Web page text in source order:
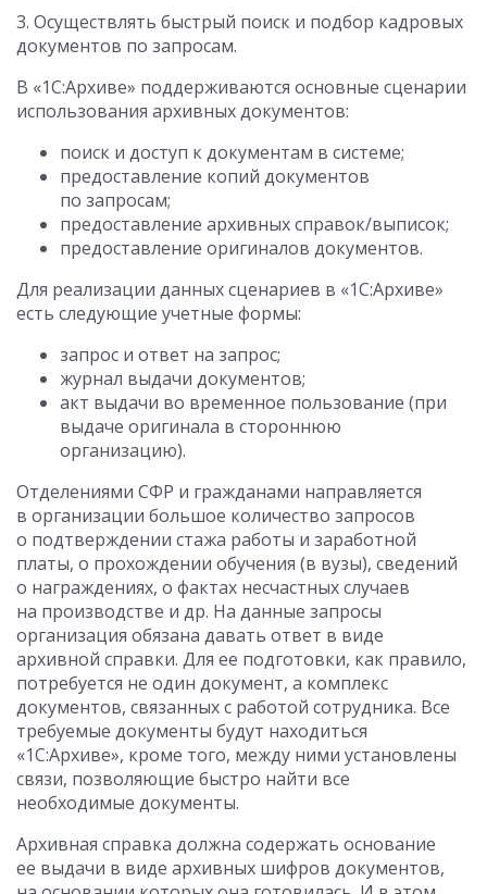
3. Осуществлять быстрый поиск и подбор кадровых
документов по запросам.
В «1С:Архиве» поддерживаются основные сценарии
использования архивных документов:
поиск и доступ к документам в системе;
предоставление копий документов
по запросам;
предоставление архивных справок/выписок;
предоставление оригиналов документов.
Для реализации данных сценариев в «1С:Архиве»
есть следующие учетные формы:
запрос и ответ на запрос;
журнал выдачи документов;
акт выдачи во временное пользование (при
выдаче оригинала в стороннюю
организацию).
Отделениями СФР и гражданами направляется
в организации большое количество запросов
о подтверждении стажа работы и заработной
платы, о прохождении обучения (в вузы), сведений
о награждениях, о фактах несчастных случаев
на производстве и др. На данные запросы
организация обязана давать ответ в виде
архивной справки. Для ее подготовки, как правило,
потребуется не один документ, а комплекс
документов, связанных с работой сотрудника. Все
требуемые документы будут находиться
«1С:Архиве», кроме того, между ними установлены
связи, позволяющие быстро найти все
необходимые документы.
Архивная справка должна содержать основание
ее выдачи в виде архивных шифров документов,